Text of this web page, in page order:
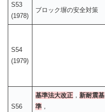
S53
(1978)
ブロック塀の安全対策
S54
(1979)
S56
基準法大改正 ，新耐震基
準 ，